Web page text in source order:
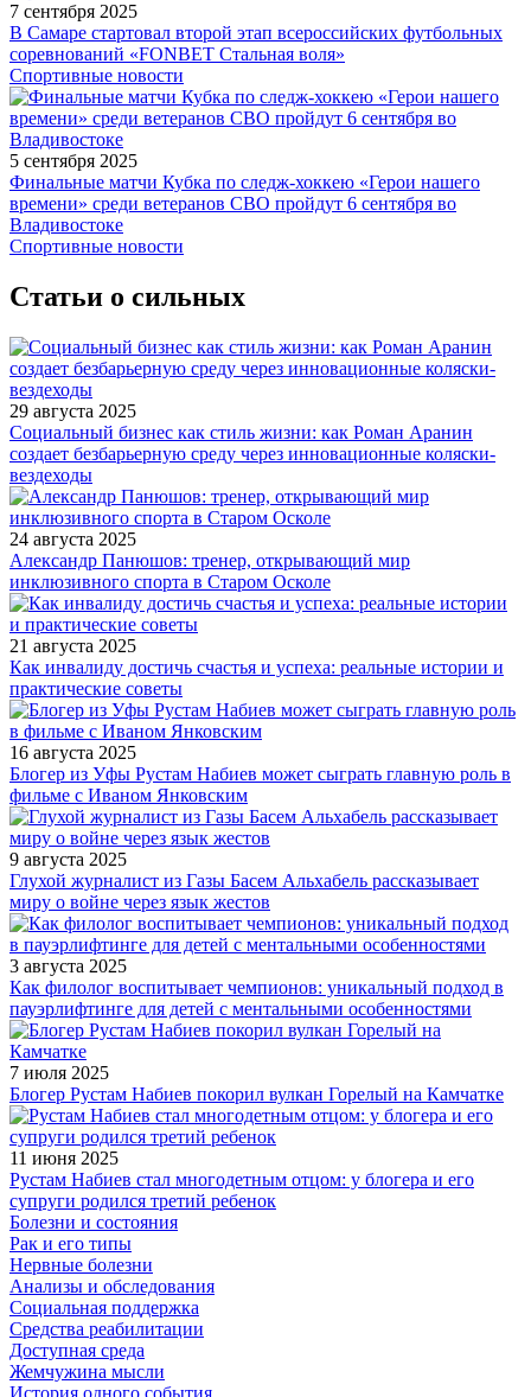
7 сентября 2025
В Самаре стартовал второй этап всероссийских футбольных
соревнований «FONBET Стальная воля»
Спортивные новости
5 сентября 2025
Финальные матчи Кубка по следж-хоккею «Герои нашего
времени» среди ветеранов СВО пройдут 6 сентября во
Владивостоке
Спортивные новости
Статьи о сильных
29 августа 2025
Социальный бизнес как стиль жизни: как Роман Аранин
создает безбарьерную среду через инновационные коляски-
вездеходы
24 августа 2025
Александр Панюшов: тренер, открывающий мир
инклюзивного спорта в Старом Осколе
21 августа 2025
Как инвалиду достичь счастья и успеха: реальные истории и
практические советы
16 августа 2025
Блогер из Уфы Рустам Набиев может сыграть главную роль в
фильме с Иваном Янковским
9 августа 2025
Глухой журналист из Газы Басем Альхабель рассказывает
миру о войне через язык жестов
3 августа 2025
Как филолог воспитывает чемпионов: уникальный подход в
пауэрлифтинге для детей с ментальными особенностями
7 июля 2025
Блогер Рустам Набиев покорил вулкан Горелый на Камчатке
11 июня 2025
Рустам Набиев стал многодетным отцом: у блогера и его
супруги родился третий ребенок
Болезни и состояния
Рак и его типы
Нервные болезни
Анализы и обследования
Социальная поддержка
Средства реабилитации
Доступная среда
Жемчужина мысли